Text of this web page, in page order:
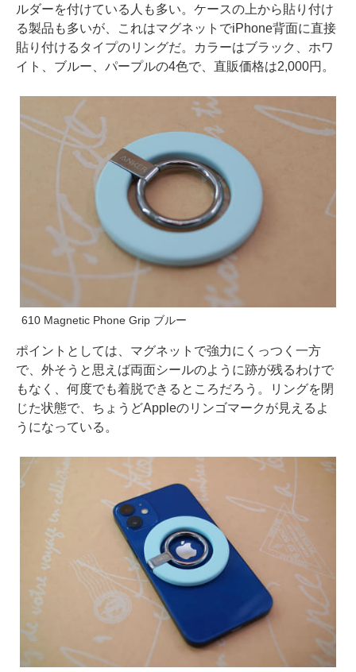
ルダーを付けている人も多い。ケースの上から貼り付け
る製品も多いが、これはマグネットでiPhone背面に直接
貼り付けるタイプのリングだ。カラーはブラック、ホワ
イト、ブルー、パープルの4色で、直販価格は2,000円。
610 Magnetic Phone Grip ブルー
ポイントとしては、マグネットで強力にくっつく一方
で、外そうと思えば両面シールのように跡が残るわけで
もなく、何度でも着脱できるところだろう。リングを閉
じた状態で、ちょうどAppleのリンゴマークが見えるよ
うになっている。